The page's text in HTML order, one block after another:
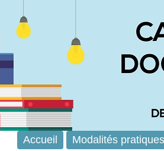
Accueil Modalités pratiques